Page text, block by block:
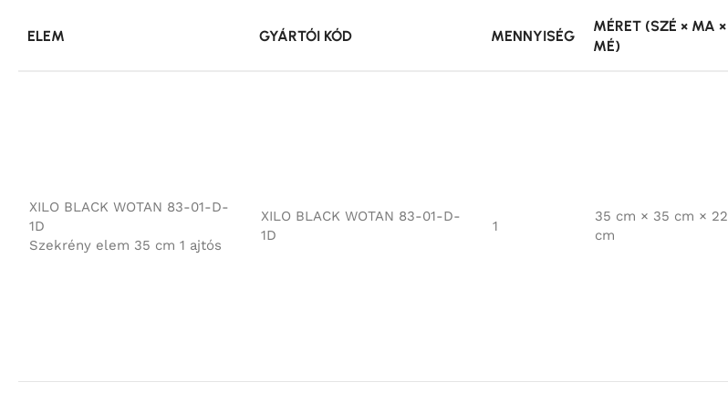
ELEM GYÁRTÓI KÓD MENNYISÉG
MÉRET (SZÉ × MA ×
MÉ)
XILO BLACK WOTAN 83-01-D-
1D
Szekrény elem 35 cm 1 ajtós
XILO BLACK WOTAN 83-01-D-
1D
1
35 cm × 35 cm × 22
cm